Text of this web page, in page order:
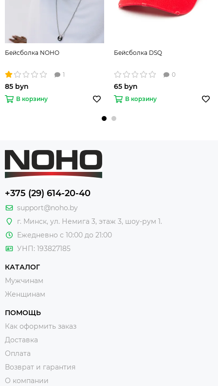
Бейсболка NOHO
1
85 byn
В корзину
Бейсболка DSQ
0
65 byn
В корзину
+375 (29) 614-20-40
support@noho.by
г. Минск, ул. Немига 3, этаж 3, шоу-рум 1.
Ежедневно с 10:00 до 21:00
УНП: 193827185
КАТАЛОГ
Мужчинам
Женщинам
ПОМОЩЬ
Как оформить заказ
Доставка
Оплата
Возврат и гарантия
О компании